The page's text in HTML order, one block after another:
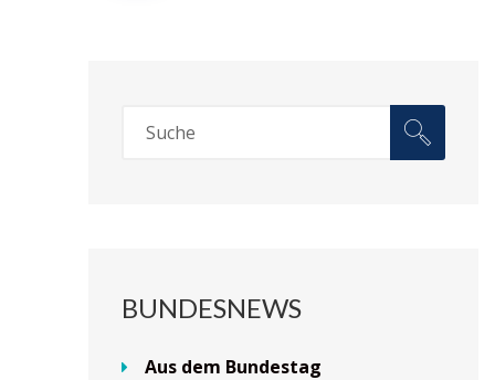
BUNDESNEWS
Aus dem Bundestag